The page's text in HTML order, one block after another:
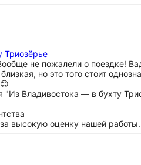
Триозёрье
не пожалели о поездке!
но это того стоит
высокую оценку нашей работы.